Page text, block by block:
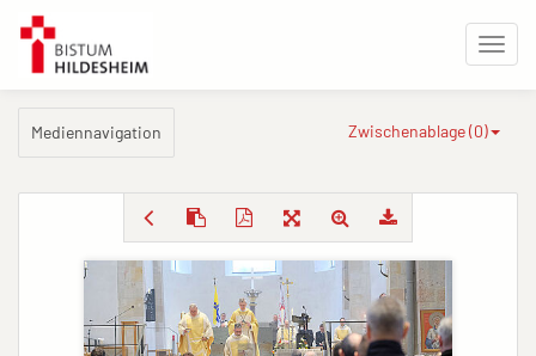
Mediennavigation Zwischenablage (0)